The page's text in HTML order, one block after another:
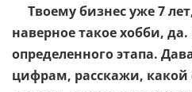
Твоему бизнес уже 7
наверное такое хобби,
определенного этапа.
цифрам, расскажи, какой